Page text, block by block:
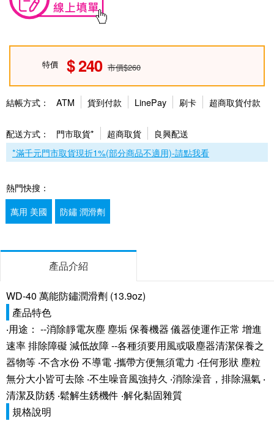
特價 240 市價$260
結帳方式： ATM 貨到付款 LinePay 刷卡 超商取貨付款
配送方式： 門市取貨* 超商取貨
良興配送
*滿千元門市取貨現折1%(部分商品不適用)-請點我看
熱門快搜：
萬用 美國
防鏽 潤滑劑
產品介紹
WD-40 萬能防鏽潤滑劑 (13.9oz)
產品特色
‧用途： --消除靜電灰塵 塵垢 保養機器 儀器使運作正常 增進
速率 排除障礙 減低故障 --各種須要用風或吸塵器清潔保養之
器物等 ‧不含水份 不導電 ‧攜帶方便無須電力 ‧任何形狀 塵粒
無分大小皆可去除 ‧不生噪音風強持久 ‧消除澡音，排除濕氣 ‧
清潔及防銹 ‧鬆解生銹機件 ‧解化黏固雜質
規格說明